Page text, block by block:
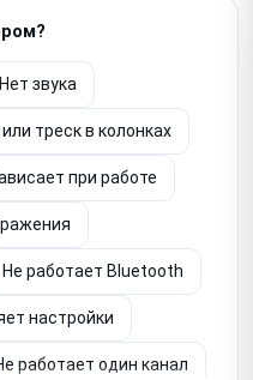
Нет звука
треск в колонках
при работе
Не работает Bluetooth
настройки
работает один канал